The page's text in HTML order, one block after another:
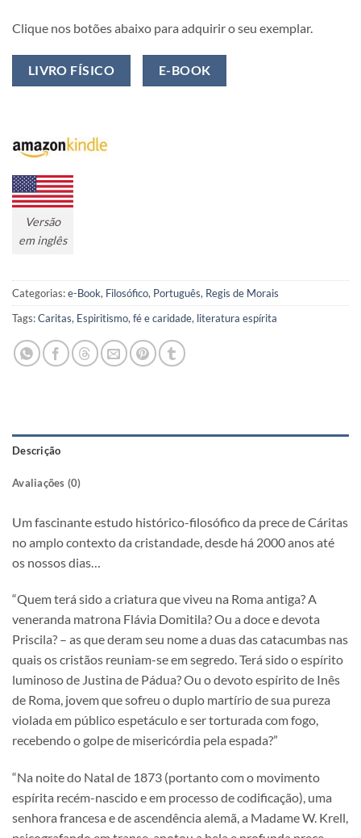
Clique nos botões abaixo para adquirir o seu exemplar.
LIVRO FÍSICO E-BOOK
Versão
em inglês
Categorias:e-Book, Filosófico, Português, Regis de Morais
Tags:Caritas, Espiritismo, fé e caridade, literatura espírita
Descrição
Avaliações (0)
Um fascinante estudo histórico-filosófico da prece de Cáritas
no amplo contexto da cristandade, desde há 2000 anos até
os nossos dias…
“Quem terá sido a criatura que viveu na Roma antiga? A
veneranda matrona Flávia Domitila? Ou a doce e devota
Priscila? – as que deram seu nome a duas das catacumbas nas
quais os cristãos reuniam-se em segredo. Terá sido o espírito
luminoso de Justina de Pádua? Ou o devoto espírito de Inês
de Roma, jovem que sofreu o duplo martírio de sua pureza
violada em público espetáculo e ser torturada com fogo,
recebendo o golpe de misericórdia pela espada?”
“Na noite do Natal de 1873 (portanto com o movimento
espírita recém-nascido e em processo de codificação), uma
senhora francesa e de ascendência alemã, a Madame W. Krell,